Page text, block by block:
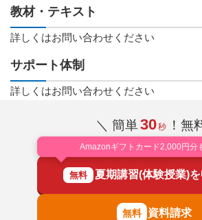
教材・テキスト
詳しくはお問い合わせください
サポート体制
詳しくはお問い合わせください
＼ 簡単30秒 ！無
Amazonギフトカード2,000円分
無料 夏期講習(体験授業)
資料請求